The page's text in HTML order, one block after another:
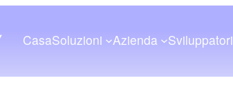
CasaSoluzioni Azienda Sviluppatori